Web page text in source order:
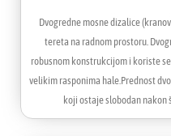
Dvogredne mosne dizalice
tereta na radnom prostoru.
robusnom konstrukcijom i koriste
velikim rasponima hale.Prednost
koji ostaje slobodan nakon